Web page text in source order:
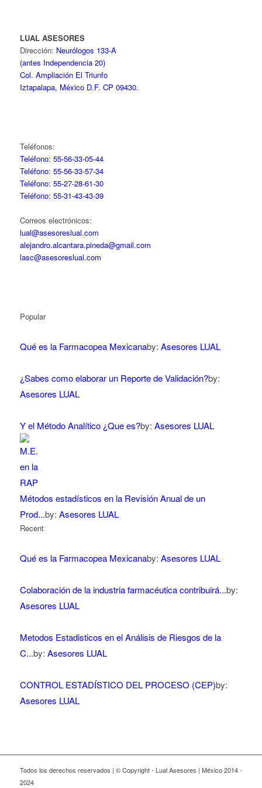
LUAL ASESORES
Dirección: Neurólogos 133-A
(antes Independencia 20)
Col. Ampliación El Triunfo
Iztapalapa, México D.F. CP 09430.
Teléfonos:
Teléfono: 55-56-33-05-44
Teléfono: 55-56-33-57-34
Teléfono: 55-27-28-61-30
Teléfono: 55-31-43-43-39
Correos electrónicos:
lual@asesoreslual.com
alejandro.alcantara.pineda@gmail.com
lasc@asesoreslual.com
Popular
Qué es la Farmacopea Mexicanaby: Asesores LUAL
¿Sabes como elaborar un Reporte de Validación?by:
Asesores LUAL
Y el Método Analítico ¿Que es?by: Asesores LUAL
Métodos estadísticos en la Revisión Anual de un
Prod...by: Asesores LUAL
Recent
Qué es la Farmacopea Mexicanaby: Asesores LUAL
Colaboración de la industria farmacéutica contribuirá...by:
Asesores LUAL
Metodos Estadisticos en el Análisis de Riesgos de la
C...by: Asesores LUAL
CONTROL ESTADÍSTICO DEL PROCESO (CEP)by:
Asesores LUAL
Todos los derechos reservados | © Copyright - Lual Asesores | México 2014 -
2024